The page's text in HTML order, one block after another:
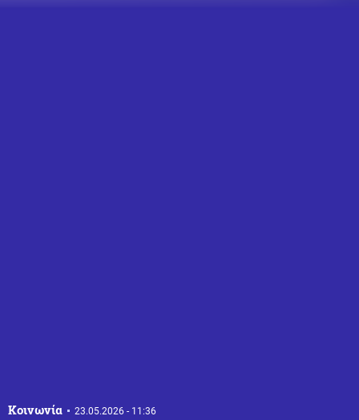
Κοινωνία 23.05.2026 - 11:36